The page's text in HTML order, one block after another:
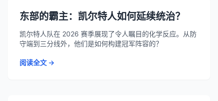
东部的霸主：凯尔特人如何延续统治？
凯尔特人队在 2026 赛季展现了令人瞩目的化学反应。从防
守端到三分线外，他们是如何构建冠军阵容的？
阅读全文 →